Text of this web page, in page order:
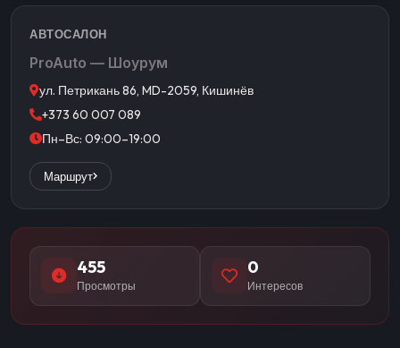
АВТОСАЛОН
ProAuto — Шоурум
ул. Петрикань 86, MD-2059, Кишинёв
+373 60 007 089
Пн–Вс: 09:00–19:00
Маршрут
455
Просмотры
0
Интересов